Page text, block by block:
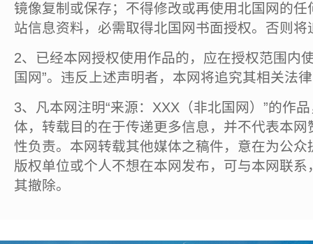
镜像复制或保存；不得修改或再使用北国网的
站信息资料，必需取得北国网书面授权。否则将
2、已经本网授权使用作品的，应在授权范围内
国网”。违反上述声明者，本网将追究其相关法
3、凡本网注明“来源：XXX（非北国网）”的作
体，转载目的在于传递更多信息，并不代表本
性负责。本网转载其他媒体之稿件，意在为公
版权单位或个人不想在本网发布，可与本网联
其撤除。